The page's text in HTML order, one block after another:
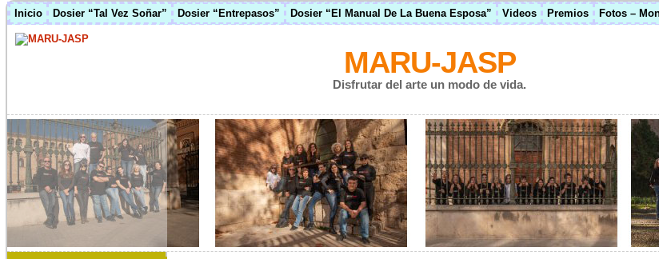
Inicio Dosier “Tal Vez Soñar” Dosier “Entrepasos” Dosier “El Manual De La Buena Esposa” Videos Premios Fotos –
MARU-JASP
Disfrutar del arte un modo de vida.